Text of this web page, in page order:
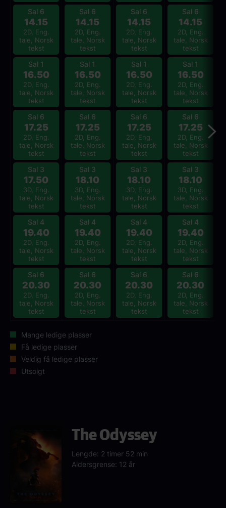
Sal 6
14.15
2D, Eng.
tale, Norsk
tekst
Sal 1
16.50
2D, Eng.
tale, Norsk
tekst
Sal 6
17.25
2D, Eng.
tale, Norsk
tekst
Sal 3
17.50
3D, Eng.
tale, Norsk
tekst
Sal 4
19.40
2D, Eng.
tale, Norsk
tekst
Sal 6
20.30
2D, Eng.
tale, Norsk
tekst
Sal 6
14.15
2D, Eng.
tale, Norsk
tekst
Sal 1
16.50
2D, Eng.
tale, Norsk
tekst
Sal 6
17.25
2D, Eng.
tale, Norsk
tekst
Sal 3
18.10
3D, Eng.
tale, Norsk
tekst
Sal 4
19.40
2D, Eng.
tale, Norsk
tekst
Sal 6
20.30
2D, Eng.
tale, Norsk
tekst
Sal 6
14.15
2D, Eng.
tale, Norsk
tekst
Sal 1
16.50
2D, Eng.
tale, Norsk
tekst
Sal 6
17.25
2D, Eng.
tale, Norsk
tekst
Sal 3
18.10
3D, Eng.
tale, Norsk
tekst
Sal 4
19.40
2D, Eng.
tale, Norsk
tekst
Sal 6
20.30
2D, Eng.
tale, Norsk
tekst
Sal 6
14.15
2D, Eng.
tale, Norsk
tekst
Sal 1
16.50
2D, Eng.
tale, Norsk
tekst
Sal 6
17.25
2D, Eng.
tale, Norsk
tekst
Sal 3
18.10
3D, Eng.
tale, Norsk
tekst
Sal 4
19.40
2D, Eng.
tale, Norsk
tekst
Sal 6
20.30
2D, Eng.
tale, Norsk
tekst
Mange ledige plasser
Få ledige plasser
Veldig få ledige plasser
Utsolgt
The Odyssey
Lengde: 2 timer 52 min
Aldersgrense: 12 år